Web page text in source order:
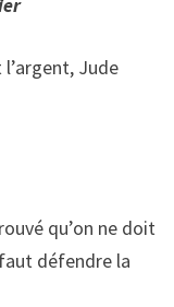
Jude
qu’on ne doit
défendre la